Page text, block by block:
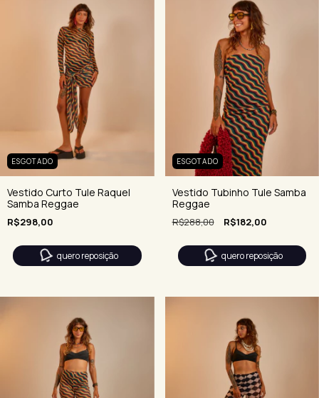
ESGOTADO
Vestido Curto Tule Raquel
Samba Reggae
R$298,00
quero reposição
ESGOTADO
Vestido Tubinho Tule Samba
Reggae
R$288,00 R$182,00
quero reposição